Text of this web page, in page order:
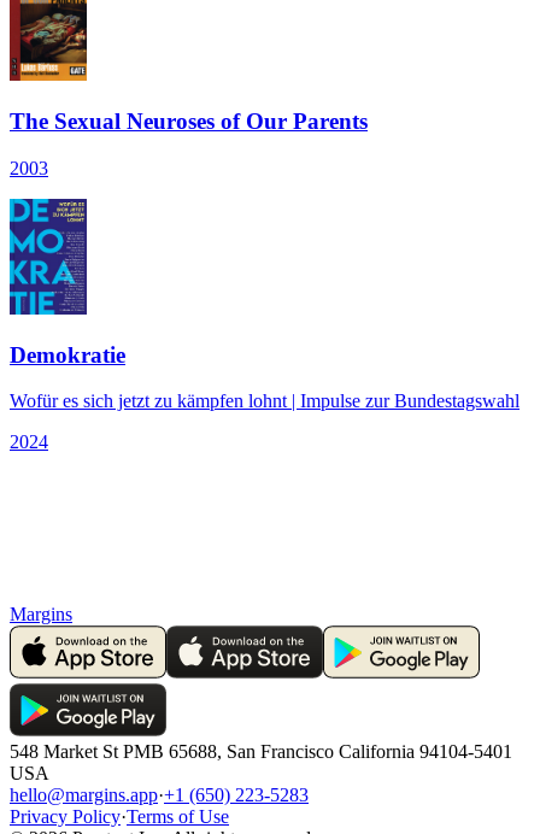
The Sexual Neuroses of Our Parents
2003
Demokratie
Wofür es sich jetzt zu kämpfen lohnt | Impulse zur Bundestagswahl
2024
Margins
548 Market St PMB 65688, San Francisco California 94104-5401
USA
hello@margins.app·+1 (650) 223-5283
Privacy Policy·Terms of Use